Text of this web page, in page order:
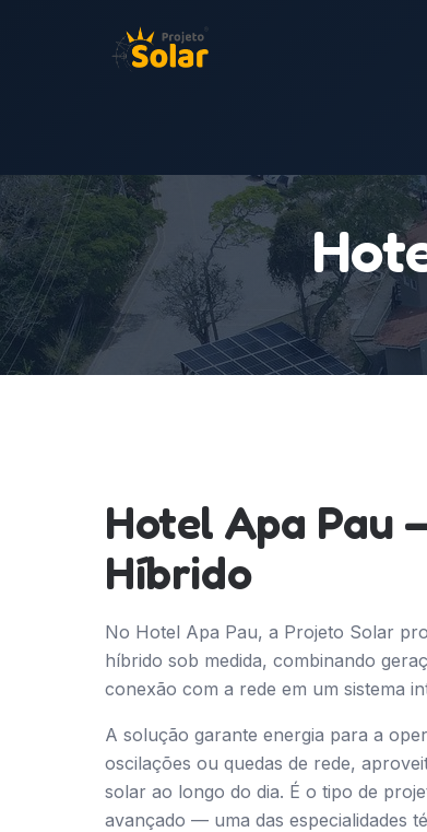
Hotel Apa Pau
Híbrido
No Hotel Apa Pau, a Projeto Solar
híbrido sob medida, combinando
conexão com a rede em um sistema
A solução garante energia para a
oscilações ou quedas de rede,
solar ao longo do dia. É o tipo de
avançado — uma das especialidades